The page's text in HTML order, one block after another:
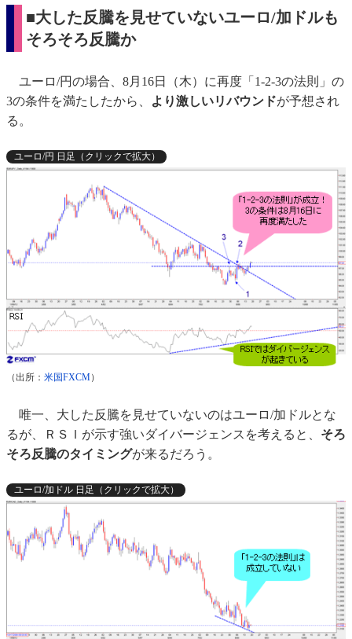
■大した反騰を見せていないユーロ/加ドルも
そろそろ反騰か
ユーロ/円の場合、8月16日（木）に再度「1-2-3の法則」の
3の条件を満たしたから、
より激しいリバウンドが予想され
る。
ユーロ/円 日足（クリックで拡大）
（出所： 米国FXCM）
唯一、大した反騰を見せていないのはユーロ/加ドルとな
るが、ＲＳＩが示す強いダイバージェンスを考えると、 そろ
そろ反騰のタイミングが来るだろう。
ユーロ/加ドル 日足（クリックで拡大）